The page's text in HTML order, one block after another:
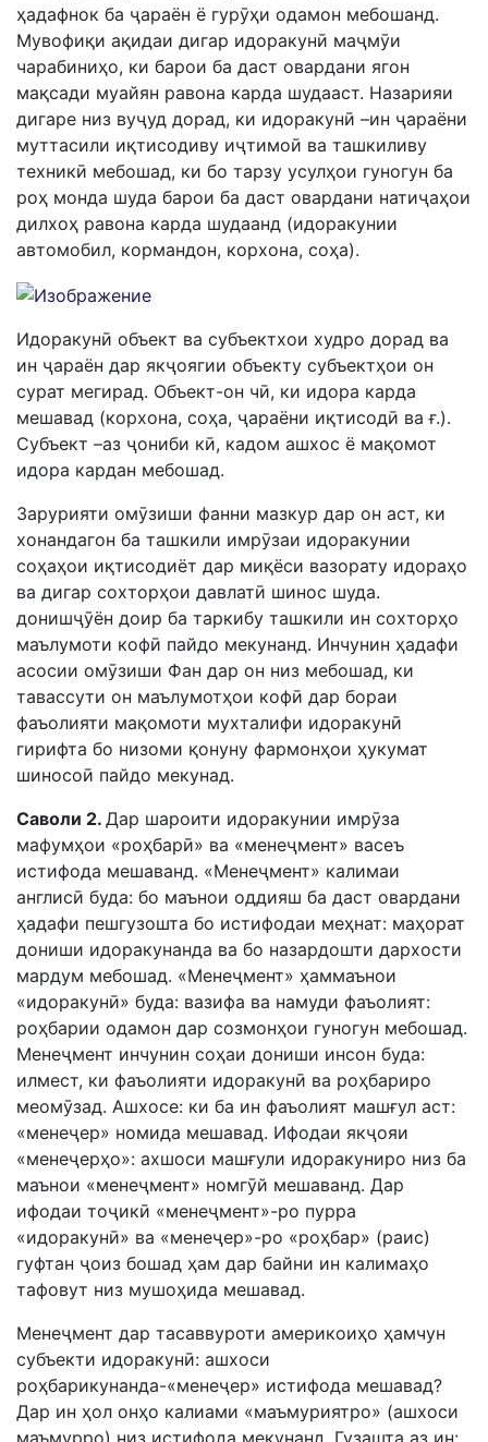
ҳадафнок ба ҷараён ё гурӯҳи одамон мебошанд.
Мувофиқи ақидаи дигар идоракунӣ маҷмӯи
чарабиниҳо, ки барои ба даст овардани ягон
мақсади муайян равона карда шудааст. Назарияи
дигаре низ вуҷуд дорад, ки идоракунӣ –ин ҷараёни
муттасили иқтисодиву иҷтимоӣ ва ташкиливу
техникӣ мебошад, ки бо тарзу усулҳои гуногун ба
роҳ монда шуда барои ба даст овардани натиҷаҳои
дилхоҳ равона карда шудаанд (идоракунии
автомобил, кормандон, корхона, соҳа).
Идоракунӣ объект ва субъектхои худро дорад ва
ин ҷараён дар якҷоягии объекту субъектҳои он
сурат мегирад. Объект-он чӣ, ки идора карда
мешавад (корхона, соҳа, ҷараёни иқтисодӣ ва ғ.).
Субъект –аз ҷониби кӣ, кадом ашхос ё мақомот
идора кардан мебошад.
Зарурияти омӯзиши фанни мазкур дар он аст, ки
хонандагон ба ташкили имрӯзаи идоракунии
соҳаҳои иқтисодиёт дар миқёси вазорату идораҳо
ва дигар сохторҳои давлатӣ шинос шуда.
донишҷӯён доир ба таркибу ташкили ин сохторҳо
маълумоти кофӣ пайдо мекунанд. Инчунин ҳадафи
асосии омӯзиши Фан дар он низ мебошад, ки
тавасcути он маълумотҳои кофӣ дар бораи
фаъолияти мақомоти мухталифи идоракунӣ
гирифта бо низоми қонуну фармонҳои ҳукумат
шиносоӣ пайдо мекунад.
Саволи 2. Дар шароити идоракунии имрӯза
мафумҳои «роҳбарӣ» ва «менеҷмент» васеъ
истифода мешаванд. «Менеҷмент» калимаи
англисӣ буда: бо маънои оддияш ба даст овардани
ҳадафи пешгузошта бо истифодаи меҳнат: маҳорат
дониши идоракунанда ва бо назардошти дархости
мардум мебошад. «Менеҷмент» ҳаммаънои
«идоракунӣ» буда: вазифа ва намуди фаъолият:
роҳбарии одамон дар созмонҳои гуногун мебошад.
Менеҷмент инчунин соҳаи дониши инсон буда:
илмест, ки фаъолияти идоракунӣ ва роҳбариро
меомӯзад. Ашхосе: ки ба ин фаъолият машғул аст:
«менеҷер» номида мешавад. Ифодаи якҷояи
«менеҷерҳо»: ахшоси машғули идоракуниро низ ба
маънои «менеҷмент» номгӯй мешаванд. Дар
ифодаи тоҷикӣ «менеҷмент»-ро пурра
«идоракунӣ» ва «менеҷер»-ро «роҳбар» (раис)
гуфтан ҷоиз бошад ҳам дар байни ин калимаҳо
тафовут низ мушоҳида мешавад.
Менеҷмент дар тасаввуроти америкоиҳо ҳамчун
субъекти идоракунӣ: ашхоси
роҳбарикунанда-«менеҷер» истифода мешавад?
Дар ин ҳол онҳо калиами «маъмуриятро» (ашхоси
маъмурро) низ истифода мекунанд. Гузашта аз ин: